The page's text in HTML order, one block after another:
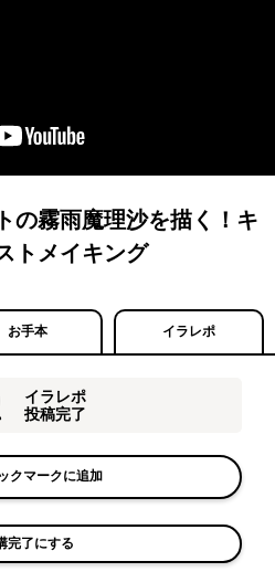
の霧雨魔理沙を描く！キ
トメイキング
お手本 イラレポ
イラレポ
投稿完了
クマークに追加
完了にする